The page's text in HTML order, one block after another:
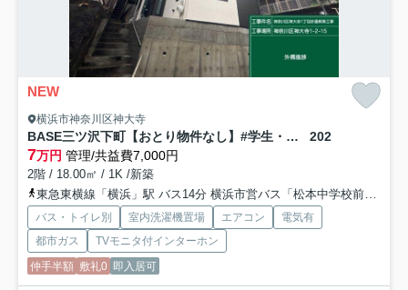
NEW
横浜市神奈川区神大寺
BASE三ツ沢下町【おとり物件なし】#学生・社会人にオススメ！初期費用分割払いOK！ 202
7万円 管理/共益費7,000円
2階 / 18.00㎡ / 1K /新築
東急東横線「横浜」駅 バス14分 横浜市営バス「松本中学校前」 停歩2分
バス・トイレ別 室内洗濯機置場 エアコン
電気有
都市ガス
TVモニタ付インターホン
仲手半額 敷礼0 即入居可